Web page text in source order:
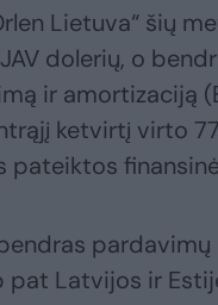
Lietuva“ šių
dolerių, o
ir amortizaciją
ketvirtį virto
pardavimų
Latvijos ir